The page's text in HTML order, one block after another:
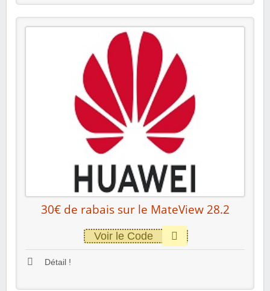
30€ de rabais sur le MateView 28.2
Voir le Code
Détail !